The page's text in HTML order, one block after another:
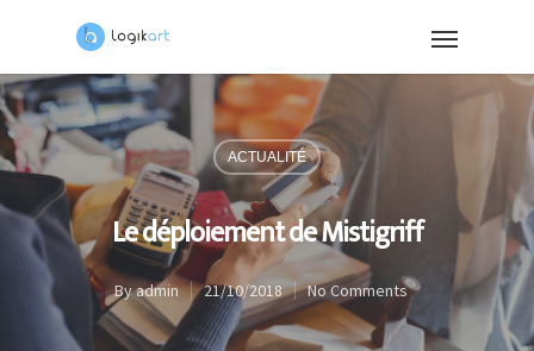
ACTUALITÉ
Le déploiement de Mistigriff
Byadmin 21/10/2018 No Comments